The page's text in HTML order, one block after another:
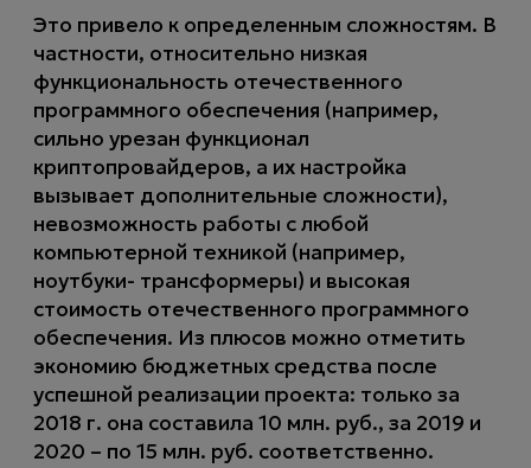
Это привело к определенным сложностям. В
частности, относительно низкая
функциональность отечественного
программного обеспечения (например,
сильно урезан функционал
криптопровайдеров, а их настройка
вызывает дополнительные сложности),
невозможность работы с любой
компьютерной техникой (например,
ноутбуки- трансформеры) и высокая
стоимость отечественного программного
обеспечения. Из плюсов можно отметить
экономию бюджетных средства после
успешной реализации проекта: только за
2018 г. она составила 10 млн. руб., за 2019 и
2020 – по 15 млн. руб. соответственно.